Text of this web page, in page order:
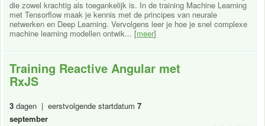
die zowel krachtig als toegankelijk is. In de training Machine Learning
met Tensorflow maak je kennis met de principes van neurale
netwerken en Deep Learning. Vervolgens leer je hoe je snel complexe
machine learning modellen ontwik... [meer]
Training Reactive Angular met
RxJS
3 dagen | eerstvolgende startdatum 7
september